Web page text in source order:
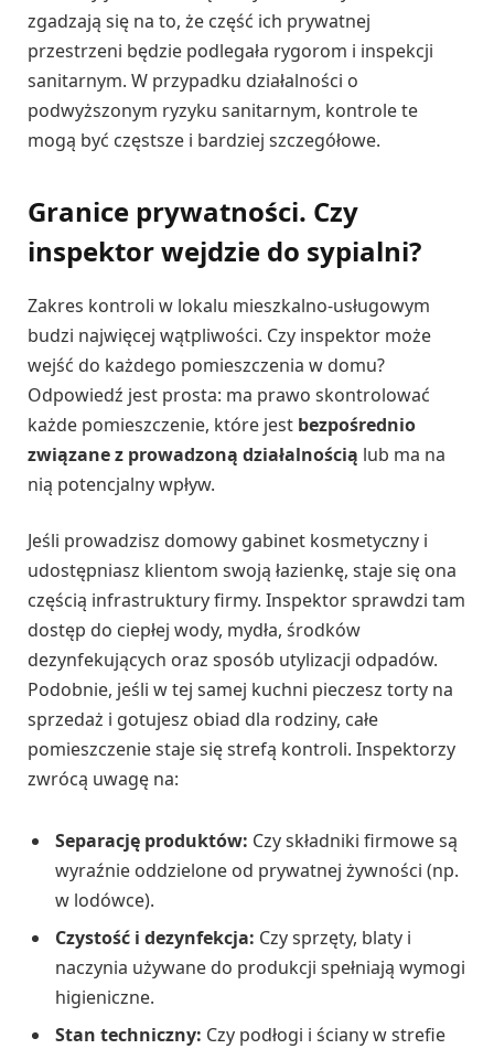
zgadzają się na to, że część ich prywatnej
przestrzeni będzie podlegała rygorom i inspekcji
sanitarnym. W przypadku działalności o
podwyższonym ryzyku sanitarnym, kontrole te
mogą być częstsze i bardziej szczegółowe.
Granice prywatności. Czy
inspektor wejdzie do sypialni?
Zakres kontroli w lokalu mieszkalno-usługowym
budzi najwięcej wątpliwości. Czy inspektor może
wejść do każdego pomieszczenia w domu?
Odpowiedź jest prosta: ma prawo skontrolować
każde pomieszczenie, które jest bezpośrednio
związane z prowadzoną działalnością lub ma na
nią potencjalny wpływ.
Jeśli prowadzisz domowy gabinet kosmetyczny i
udostępniasz klientom swoją łazienkę, staje się ona
częścią infrastruktury firmy. Inspektor sprawdzi tam
dostęp do ciepłej wody, mydła, środków
dezynfekujących oraz sposób utylizacji odpadów.
Podobnie, jeśli w tej samej kuchni pieczesz torty na
sprzedaż i gotujesz obiad dla rodziny, całe
pomieszczenie staje się strefą kontroli. Inspektorzy
zwrócą uwagę na:
Separację produktów: Czy składniki firmowe są
wyraźnie oddzielone od prywatnej żywności (np.
w lodówce).
Czystość i dezynfekcja: Czy sprzęty, blaty i
naczynia używane do produkcji spełniają wymogi
higieniczne.
Stan techniczny: Czy podłogi i ściany w strefie